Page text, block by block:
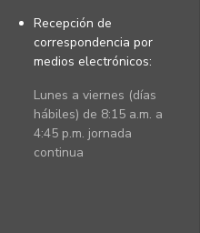
Recepción de
correspondencia por
medios electrónicos:
Lunes a viernes (días
hábiles) de 8:15 a.m. a
4:45 p.m. jornada
continua